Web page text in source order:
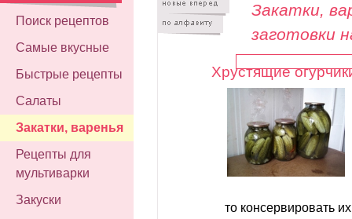
Поиск рецептов
Самые вкусные
Быстрые рецепты
Салаты
Закатки, варенья
Рецепты для
мультиварки
Закуски
Закатки,
заготовки
Хрустящие
то консервировать